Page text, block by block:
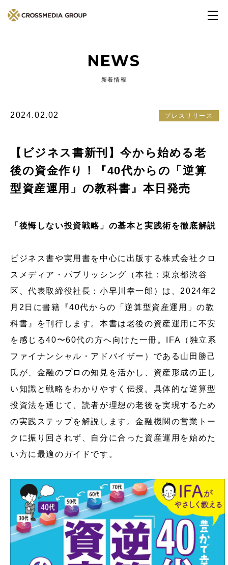
NEWS
新着情報
2024.02.02 プレスリリース
【ビジネス書新刊】今から始める老
後の資金作り！『40代からの「逆算
型資産運用」の教科書』本日発売
「後悔しない投資戦略」の基本と実践術を徹底解説
ビジネス書や実用書を中心に出版する株式会社クロ
スメディア・パブリッシング（本社：東京都渋谷
区、代表取締役社長：小早川幸一郎）は、2024年2
月2日に書籍『40代からの「逆算型資産運用」の教
科書』を刊行します。本書は老後の資産運用に不安
を感じる40〜60代の方へ向けた一冊。IFA（独立系
ファイナンシャル・アドバイザー）である山田勝己
氏が、金融のプロの知見を活かし、資産形成の正し
い知識と戦略をわかりやすく伝授。具体的な逆算型
投資法を通じて、読者が理想の老後を実現するため
の実践ステップを解説します。金融機関の営業トー
クに振り回されず、自分に合った資産運用を始めた
い方に最適のガイドです。